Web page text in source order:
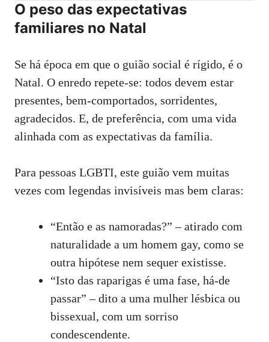
O peso das expectativas
familiares no Natal
Se há época em que o guião social é rígido, é o
Natal. O enredo repete‑se: todos devem estar
presentes, bem‑comportados, sorridentes,
agradecidos. E, de preferência, com uma vida
alinhada com as expectativas da família.
Para pessoas LGBTI, este guião vem muitas
vezes com legendas invisíveis mas bem claras:
“Então e as namoradas?” – atirado com
naturalidade a um homem gay, como se
outra hipótese nem sequer existisse.
“Isto das raparigas é uma fase, há‑de
passar” – dito a uma mulher lésbica ou
bissexual, com um sorriso
condescendente.